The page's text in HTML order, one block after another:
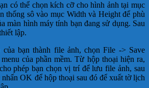
có thể chọn kích cỡ cho hình ảnh tại mục
thống sô vào mục Width và Height để phù
màn hình máy tính bạn đang sử dụng. Sau
lập.
bạn thành file ảnh, chọn File -> Save
của phần mềm. Từ hộp thoại hiện ra,
phép bạn chọn vị trí để lưu file ảnh, sau
OK để hộp thoại sau đó để xuất tờ lịch